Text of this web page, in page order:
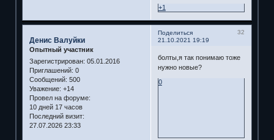
+1
Поделиться
32
21.10.2021 19:19
Денис Валуйки
Опытный участник
Зарегистрирован: 05.01.2016
Приглашений: 0
Сообщений: 500
Уважение: +14
Провел на форуме:
10 дней 17 часов
Последний визит:
27.07.2026 23:33
болты,я так понимаю тоже
нужно новые?
0